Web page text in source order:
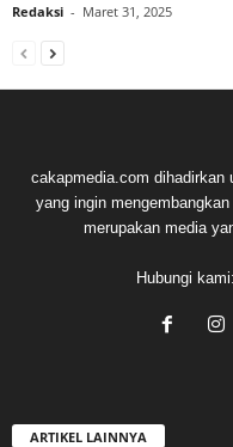
Redaksi - Maret 31, 2025
cakapmedia.com dihadirkan
yang ingin
merupakan media
Hubungi kami:
ARTIKEL LAINNYA